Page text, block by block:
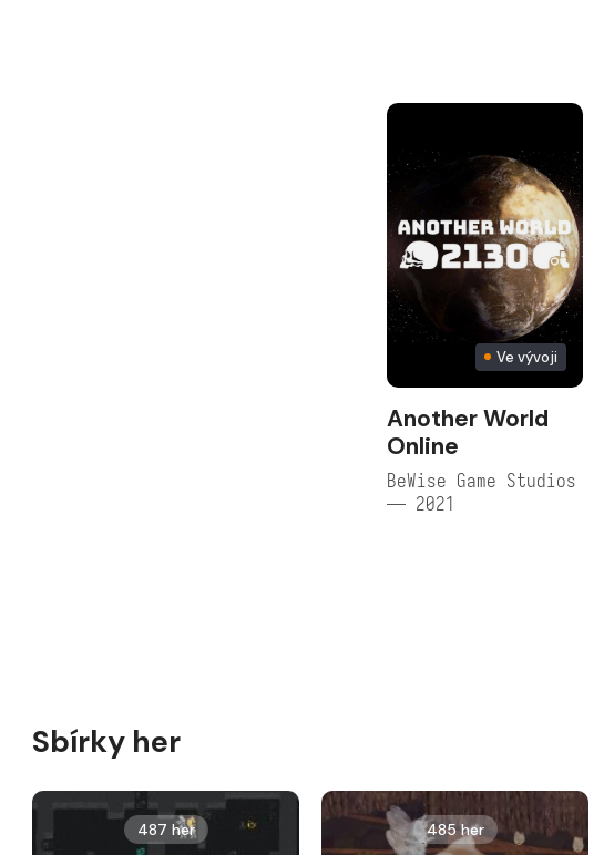
Ve vývoji
Another World
Online
BeWise Game Studios
— 2021
Sbírky her
487 her 485 her